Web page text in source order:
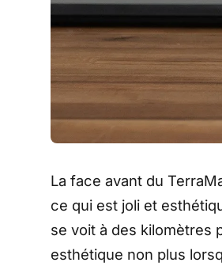
La face avant du
ce qui est joli et
se voit à des kilomètres
esthétique non plus